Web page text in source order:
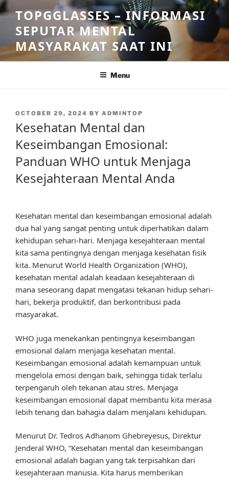
Skip
to
content
TOPGGLASSES – INFORMASI
SEPUTAR MENTAL
MASYARAKAT SAAT INI
Menu
POSTED
OCTOBER 29, 2024 BY ADMINTOP
Kesehatan Mental dan
Keseimbangan Emosional:
Panduan WHO untuk Menjaga
Kesejahteraan Mental Anda
Kesehatan mental dan keseimbangan emosional adalah
dua hal yang sangat penting untuk diperhatikan dalam
kehidupan sehari-hari. Menjaga kesejahteraan mental
kita sama pentingnya dengan menjaga kesehatan fisik
kita. Menurut World Health Organization (WHO),
kesehatan mental adalah keadaan kesejahteraan di
mana seseorang dapat mengatasi tekanan hidup sehari-
hari, bekerja produktif, dan berkontribusi pada
masyarakat.
WHO juga menekankan pentingnya keseimbangan
emosional dalam menjaga kesehatan mental.
Keseimbangan emosional adalah kemampuan untuk
mengelola emosi dengan baik, sehingga tidak terlalu
terpengaruh oleh tekanan atau stres. Menjaga
keseimbangan emosional dapat membantu kita merasa
lebih tenang dan bahagia dalam menjalani kehidupan.
Menurut Dr. Tedros Adhanom Ghebreyesus, Direktur
Jenderal WHO, “Kesehatan mental dan keseimbangan
emosional adalah bagian yang tak terpisahkan dari
kesejahteraan manusia. Kita harus memberikan